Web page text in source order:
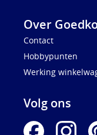
Over
Contact
Hobbypunten
Werking
Volg ons